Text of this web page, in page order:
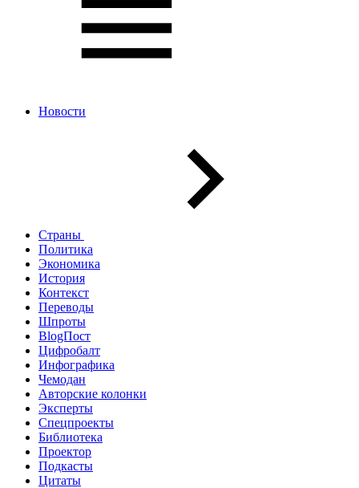
Новости
Страны
Политика
Экономика
История
Контекст
Переводы
Шпроты
BlogПост
Цифробалт
Инфографика
Чемодан
Авторские колонки
Эксперты
Спецпроекты
Библиотека
Проектор
Подкасты
Цитаты